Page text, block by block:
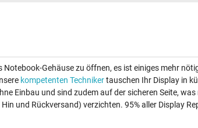
Gehäuse zu öffnen, es ist einiges mehr
kompetenten Technikertauschen Ihr Display in
Einbau und sind zudem auf der sicheren Seite,
und Rückversand) verzichten. 95% aller Display